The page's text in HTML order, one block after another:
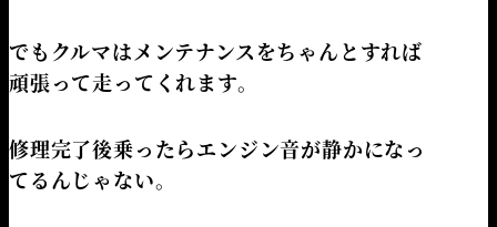
でもクルマはメンテナンスをちゃんとすれば
頑張って走ってくれます。
修理完了後乗ったらエンジン音が静かになっ
てるんじゃない。